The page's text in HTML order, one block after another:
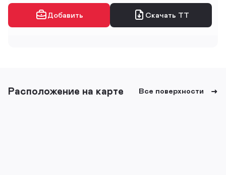
Добавить Скачать ТТ
Расположение на карте Все поверхности